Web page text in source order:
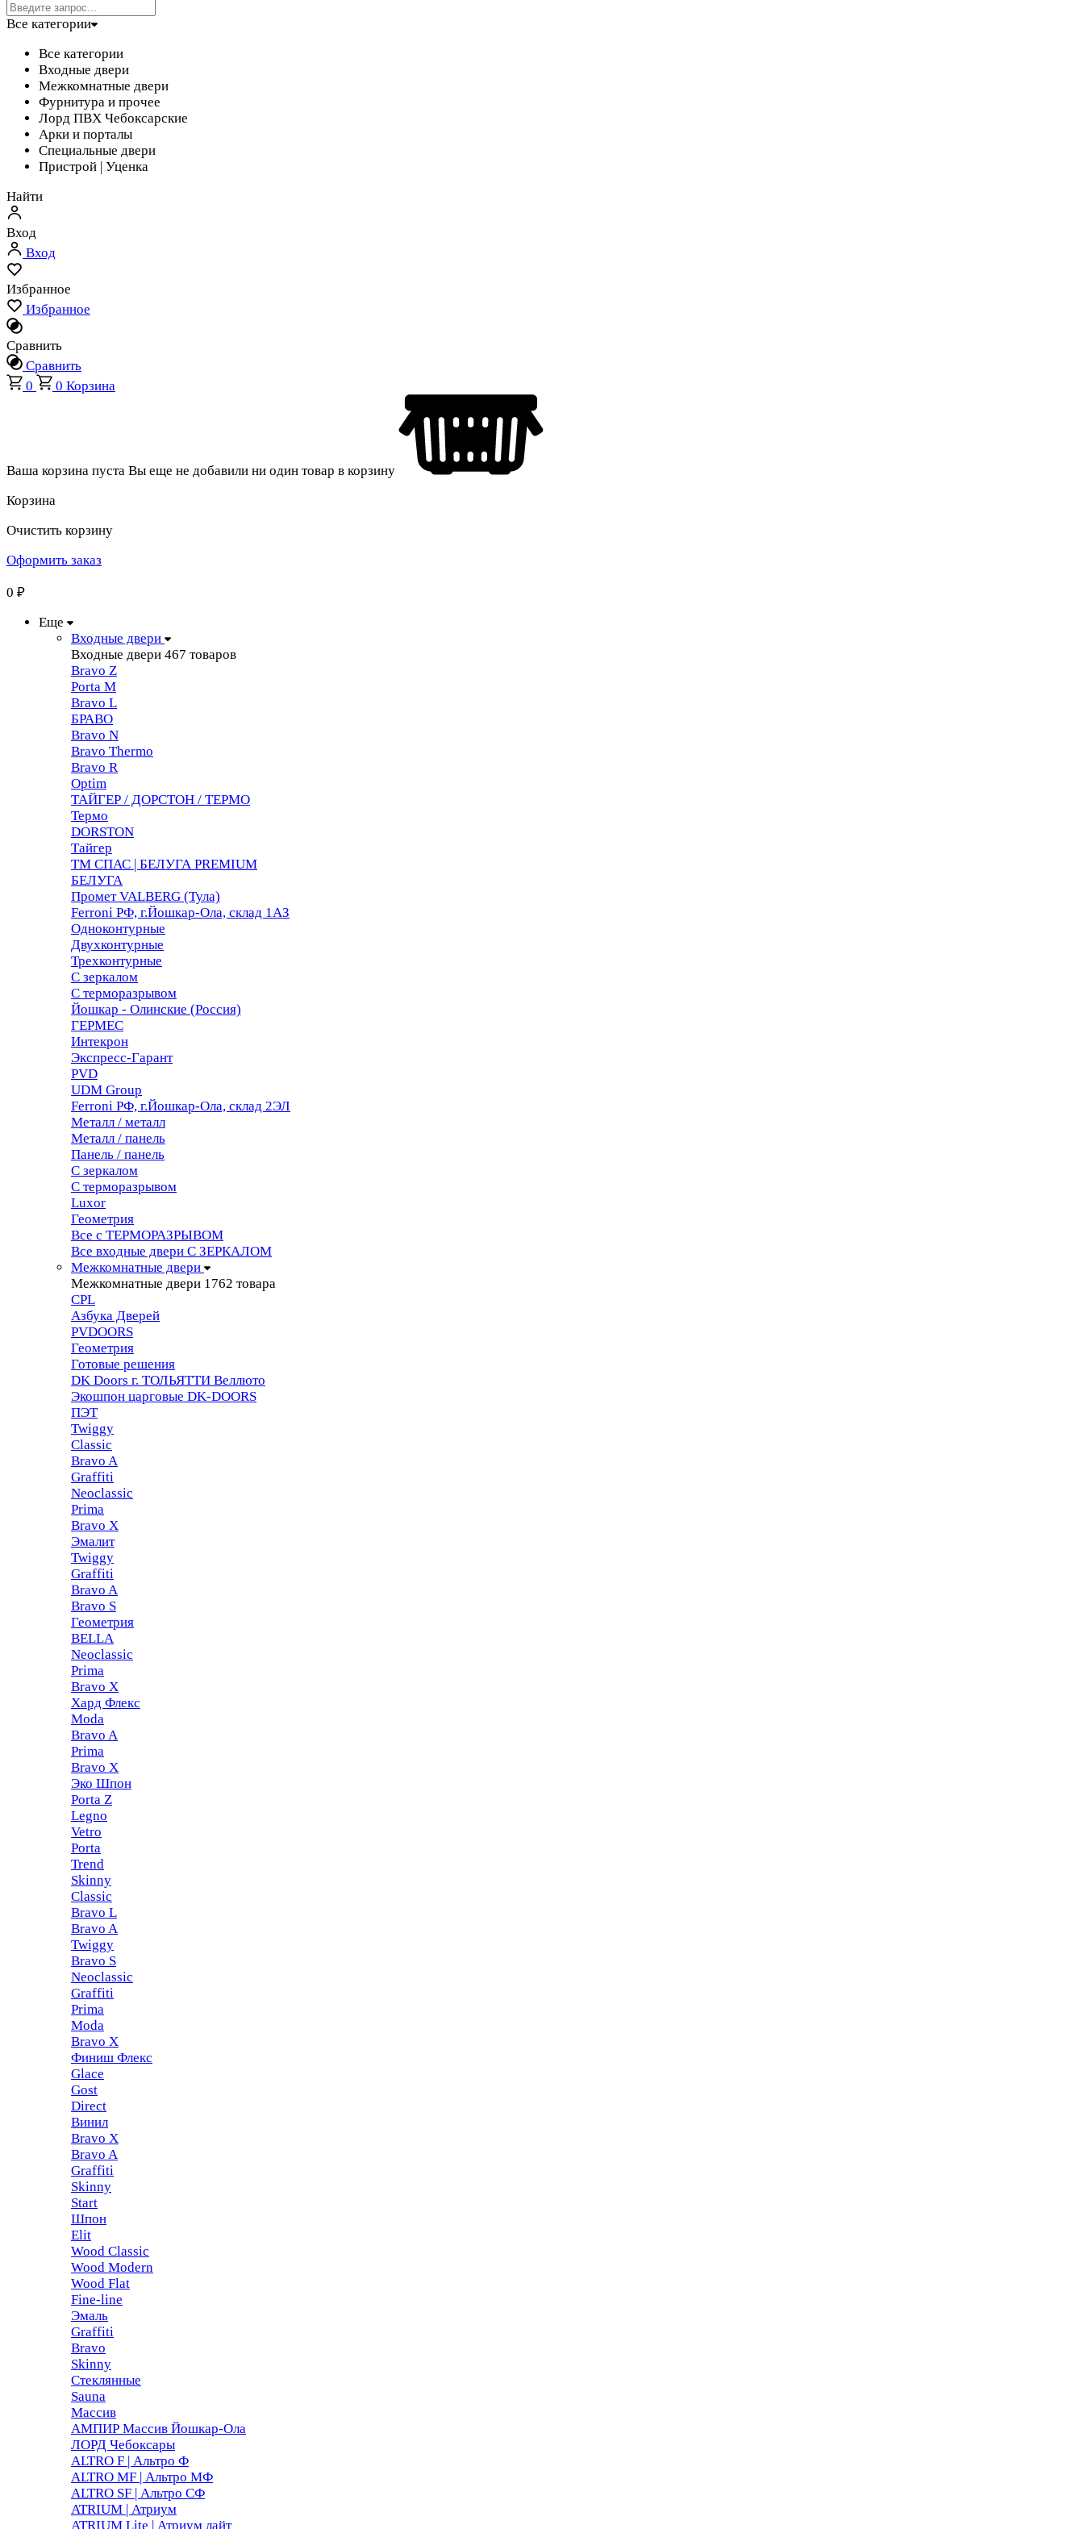
Все категории
Все категории
Входные двери
Межкомнатные двери
Фурнитура и прочее
Лорд ПВХ Чебоксарские
Арки и порталы
Специальные двери
Пристрой | Уценка
Найти
Вход
Вход
Избранное
Избранное
Сравнить
Сравнить
0
0 Корзина
Ваша корзина пуста Вы еще не добавили ни один товар в корзину
Корзина
Очистить корзину
Оформить заказ
0 ₽
Еще
Входные двери
Входные двери 467 товаров
Bravo Z
Porta М
Bravo L
БРАВО
Bravo N
Bravo Thermo
Bravo R
Optim
ТАЙГЕР / ДОРСТОН / ТЕРМО
Термо
DORSTON
Тайгер
ТМ СПАС | БЕЛУГА PREMIUM
БЕЛУГА
Промет VALBERG (Тула)
Ferroni РФ, г.Йошкар-Ола, склад 1АЗ
Одноконтурные
Двухконтурные
Трехконтурные
С зеркалом
С терморазрывом
Йошкар - Олинские (Россия)
ГЕРМЕС
Интекрон
Экспресс-Гарант
PVD
UDM Group
Ferroni РФ, г.Йошкар-Ола, склад 2ЭЛ
Металл / металл
Металл / панель
Панель / панель
С зеркалом
С терморазрывом
Luxor
Геометрия
Все с ТЕРМОРАЗРЫВОМ
Все входные двери С ЗЕРКАЛОМ
Межкомнатные двери
Межкомнатные двери 1762 товара
CPL
Азбука Дверей
PVDOORS
Геометрия
Готовые решения
DK Doors г. ТОЛЬЯТТИ Веллюто
Экошпон царговые DK-DOORS
ПЭТ
Twiggy
Classic
Bravo A
Graffiti
Neoclassic
Prima
Bravo X
Эмалит
Twiggy
Graffiti
Bravo A
Bravo S
Геометрия
BELLA
Neoclassic
Prima
Bravo X
Хард Флекс
Moda
Bravo A
Prima
Bravo X
Эко Шпон
Porta Z
Legno
Vetro
Porta
Trend
Skinny
Classic
Bravo L
Bravo A
Twiggy
Bravo S
Neoclassic
Graffiti
Prima
Moda
Bravo X
Финиш Флекс
Glace
Gost
Direct
Винил
Bravo X
Bravo A
Graffiti
Skinny
Start
Шпон
Elit
Wood Classic
Wood Modern
Wood Flat
Fine-line
Эмаль
Graffiti
Bravo
Skinny
Стеклянные
Sauna
Массив
АМПИР Массив Йошкар-Ола
ЛОРД Чебоксары
ALTRO F | Альтро Ф
ALTRO MF | Альтро МФ
ALTRO SF | Альтро СФ
ATRIUM | Атриум
ATRIUM Lite | Атриум лайт